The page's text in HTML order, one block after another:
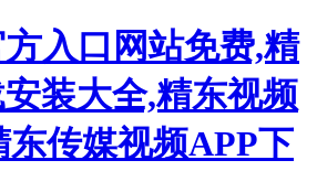
入口网站免费,精
装大全,精东视频
东传媒视频APP下